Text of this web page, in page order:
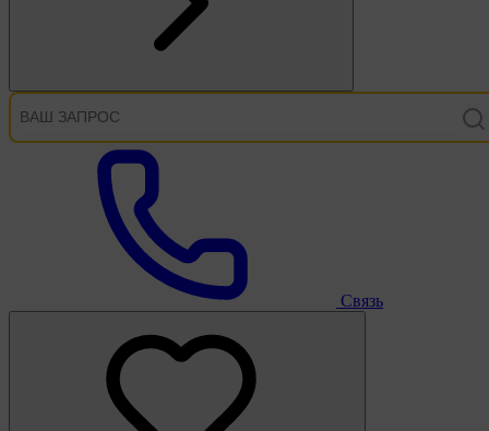
Связь